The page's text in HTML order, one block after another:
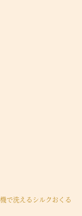
で洗えるシルクおくる